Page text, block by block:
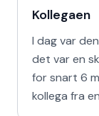
Kollegaen
I dag var
det var en skøn
for snart 6
kollega fra